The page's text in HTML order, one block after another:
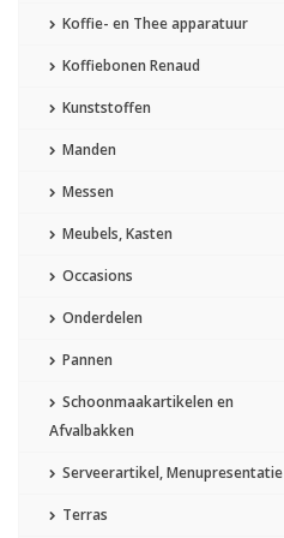
Koffie- en Thee apparatuur
Koffiebonen Renaud
Kunststoffen
Manden
Messen
Meubels, Kasten
Occasions
Onderdelen
Pannen
Schoonmaakartikelen en
Afvalbakken
Serveerartikel, Menupresentatie
Terras